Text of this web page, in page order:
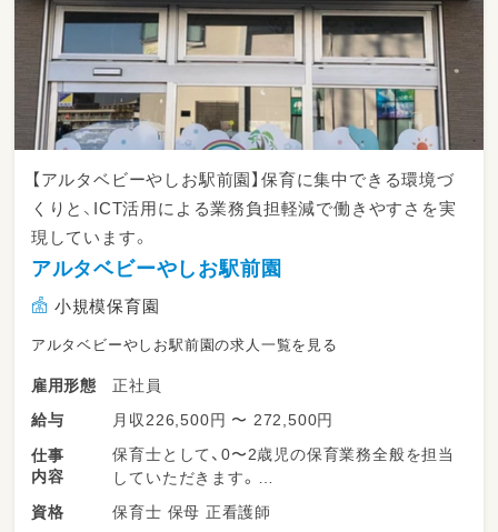
【アルタベビーやしお駅前園】保育に集中できる環境づ
くりと、ICT活用による業務負担軽減で働きやすさを実
現しています。
アルタベビーやしお駅前園
小規模保育園
アルタベビーやしお駅前園の求人一覧を見る
雇用形態
正社員
給与
月収226,500円 〜 272,500円
仕事
内容
保育士として、0〜2歳児の保育業務全般を担当
していただきます。
具体的には、子どもたちの生活支援（食事・排泄・
資格 保育士 保母 正看護師